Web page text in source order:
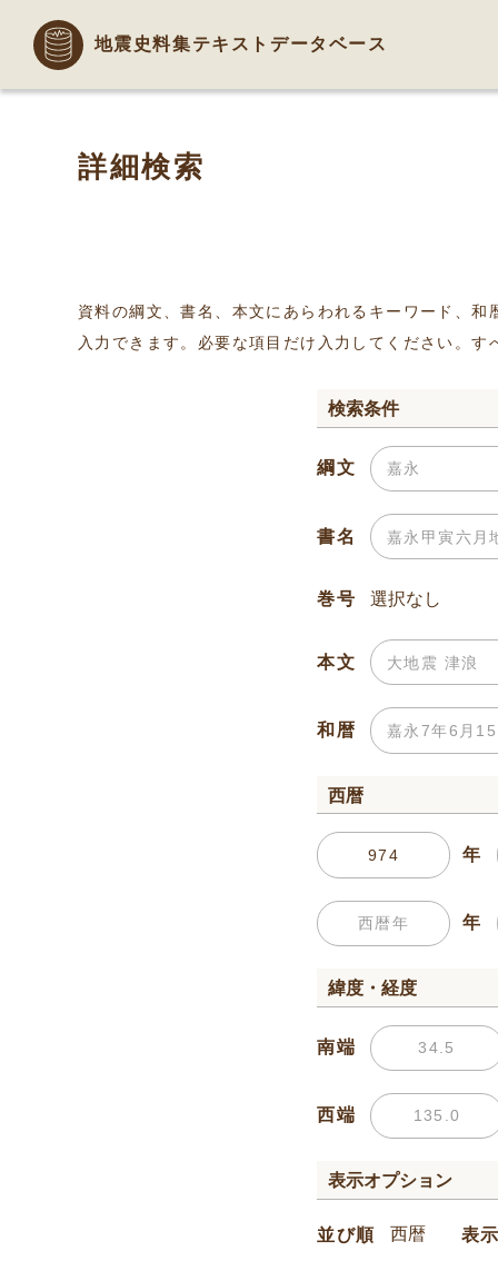
地震史料集テキストデータベース
詳細検索
資料の綱文、書名、本文にあらわれるキーワード、
入力できます。必要な項目だけ入力してください。
検索条件
綱文
書名
巻号
本文
和暦
西暦
年
年
緯度・経度
南端
西端
表示オプション
並び順 表